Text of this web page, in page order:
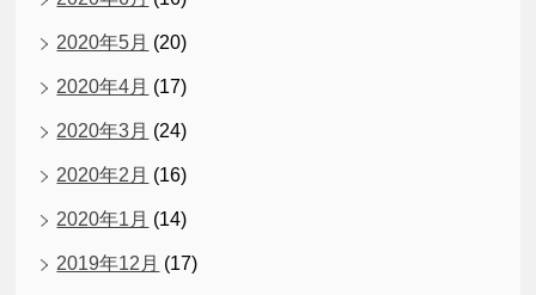
2020年5月 (20)
2020年4月 (17)
2020年3月 (24)
2020年2月 (16)
2020年1月 (14)
2019年12月 (17)